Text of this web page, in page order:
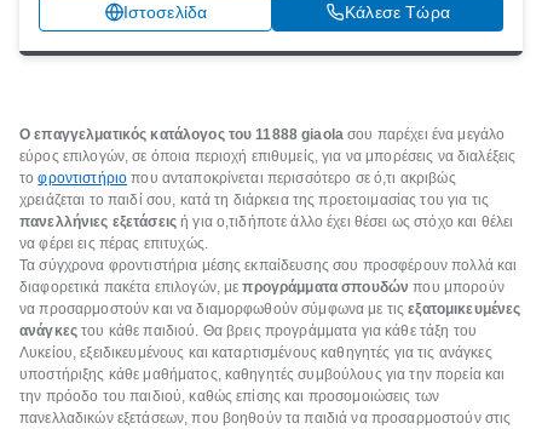
Ιστοσελίδα
Κάλεσε Τώρα
Ο επαγγελματικός κατάλογος του 11888giaola σου παρέχει ένα μεγάλο
εύρος επιλογών, σε όποια περιοχή επιθυμείς, για να μπορέσεις να διαλέξεις
τοφροντιστήριο που ανταποκρίνεται περισσότερο σε ό,τι ακριβώς
χρειάζεται το παιδί σου, κατά τη διάρκεια της προετοιμασίας του για τις
πανελλήνιες εξετάσειςή για ο,τιδήποτε άλλο έχει θέσει ως στόχο και θέλει
να φέρει εις πέρας επιτυχώς.
Τα σύγχρονα φροντιστήρια μέσης εκπαίδευσης σου προσφέρουν πολλά και
διαφορετικά πακέτα επιλογών, μεπρογράμματα σπουδών που μπορούν
να προσαρμοστούν και να διαμορφωθούν σύμφωνα με τιςεξατομικευμένες
ανάγκεςτου κάθε παιδιού. Θα βρεις προγράμματα για κάθε τάξη του
Λυκείου, εξειδικευμένους και καταρτισμένους καθηγητές για τις ανάγκες
υποστήριξης κάθε μαθήματος, καθηγητές συμβούλους για την πορεία και
την πρόοδο του παιδιού, καθώς επίσης και προσομοιώσεις των
πανελλαδικών εξετάσεων, που βοηθούν τα παιδιά να προσαρμοστούν στις